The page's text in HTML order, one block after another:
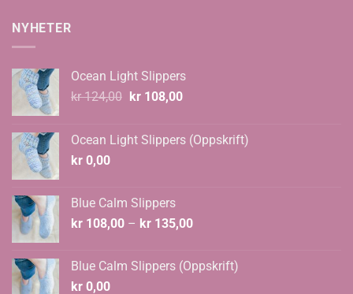
NYHETER
Ocean Light Slippers
kr124,00 Opprinnelig
kr 124,00.
kr108,00Nåværende
kr 108,00.
Ocean Light Slippers (Oppskrift)
kr 0,00
Blue Calm Slippers
kr 108,00 – kr 135,00Prisområde:
kr 135,00
Blue Calm Slippers (Oppskrift)
kr 0,00